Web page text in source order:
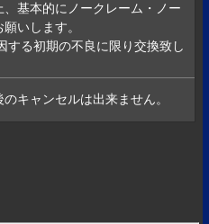
、基本的にノークレーム・ノー
いします。
する初期の不良に限り交換致し
キャンセルは出来ません。